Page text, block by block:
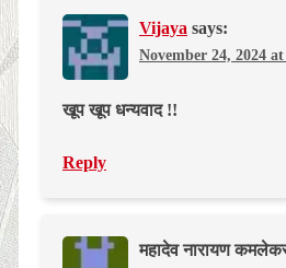
Vijaya says:
November 24, 2024
खूप खूप धन्यवाद !!
Reply
महादेव नारायण